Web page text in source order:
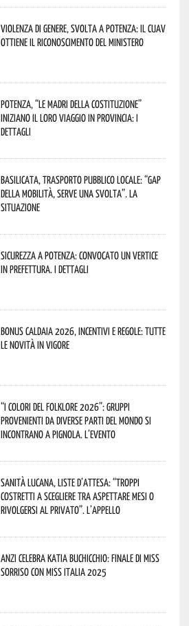
Violenza di genere, svolta a Potenza: il CUAV
ottiene il riconoscimento del Ministero
Potenza, “Le Madri della Costituzione”
iniziano il loro viaggio in provincia: i
dettagli
Basilicata, trasporto pubblico locale: “Gap
della mobilità, serve una svolta”. La
situazione
Sicurezza a Potenza: convocato un vertice
in Prefettura. I dettagli
Bonus caldaia 2026, incentivi e regole: tutte
le novità in vigore
“I Colori del Folklore 2026”: gruppi
provenienti da diverse parti del mondo si
incontrano a Pignola. L’evento
Sanità lucana, liste d’attesa: “Troppi
costretti a scegliere tra aspettare mesi o
rivolgersi al privato”. L’appello
Anzi celebra Katia Buchicchio: finale di Miss
Sorriso con Miss Italia 2025